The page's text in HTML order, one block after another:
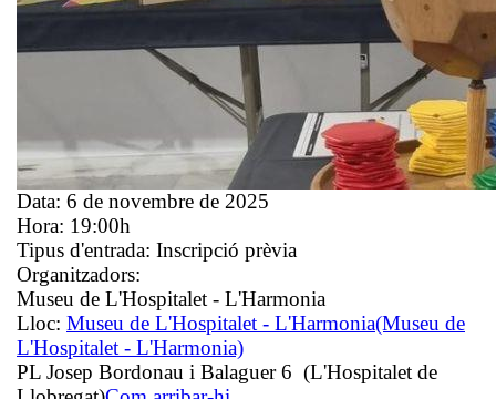
Data: 6 de novembre de 2025
Hora: 19:00h
Tipus d'entrada: Inscripció prèvia
Organitzadors:
Museu de L'Hospitalet - L'Harmonia
Lloc: Museu de L'Hospitalet - L'Harmonia(Museu de
L'Hospitalet - L'Harmonia)
PL Josep Bordonau i Balaguer 6 (L'Hospitalet de